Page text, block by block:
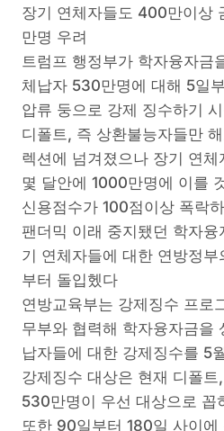
장기 연체자들도 400만이상
만명 우려
트럼프 행정부가 학자융자금
체납자 530만명에 대해 5일
압류 둥으로 강제 징수하기
디폴트, 즉 상환불능자들만
렉션에 넘겨졌으나 장기 연
몇 달안에 1000만명에 이를
신용점수가 100점이상 폭락
팬더믹 이래 중지됐던 학자
기 연체자들에 대한 연방정
부터 돌입헸다
연방교육부는 강제징수 프로
무부와 협력해 학자융자금을
납자들에 대한 강제징수를 5
강제징수 대상은 현재 디폴
530만명이 우선 대상으로 꼽
또한 90일부터 180일 사이에